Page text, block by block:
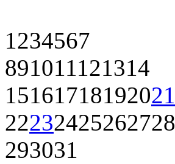
1234567
891011121314
15161718192021
22232425262728
293031